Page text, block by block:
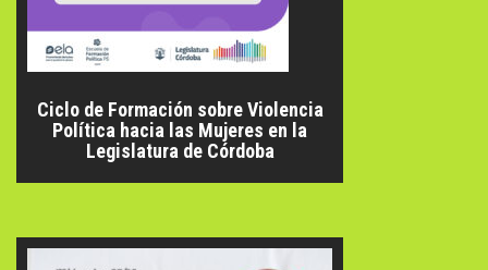
Ciclo de Formación sobre Violencia
Política hacia las Mujeres en la
Legislatura de Córdoba